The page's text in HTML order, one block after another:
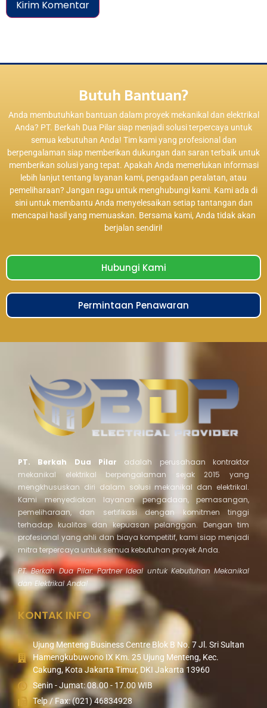
Butuh Bantuan?
Anda membutuhkan bantuan dalam proyek mekanikal dan elektrikal
Anda? PT. Berkah Dua Pilar siap menjadi solusi terpercaya untuk
semua kebutuhan Anda! Tim kami yang profesional dan
berpengalaman siap memberikan dukungan dan saran terbaik untuk
memberikan solusi yang tepat. Apakah Anda memerlukan informasi
lebih lanjut tentang layanan kami, pengadaan peralatan, atau
pemeliharaan? Jangan ragu untuk menghubungi kami. Kami ada di
sini untuk membantu Anda menyelesaikan setiap tantangan dan
mencapai hasil yang memuaskan. Bersama kami, Anda tidak akan
berjalan sendiri!
Hubungi Kami
Permintaan Penawaran
PT. Berkah Dua Pilar adalah perusahaan kontraktor
mekanikal elektrikal berpengalaman sejak 2015 yang
mengkhususkan diri dalam solusi mekanikal dan elektrikal.
Kami menyediakan layanan pengadaan, pemasangan,
pemeliharaan, dan sertifikasi dengan komitmen tinggi
terhadap kualitas dan kepuasan pelanggan. Dengan tim
profesional yang ahli dan biaya kompetitif, kami siap menjadi
mitra terpercaya untuk semua kebutuhan proyek Anda.
PT. Berkah Dua Pilar: Partner Ideal untuk Kebutuhan Mekanikal
dan Elektrikal Anda!
KONTAK INFO
Ujung Menteng Business Centre Blok B No. 7 Jl. Sri Sultan
Hamengkubuwono IX Km. 25 Ujung Menteng, Kec.
Cakung, Kota Jakarta Timur, DKI Jakarta 13960
Senin - Jumat: 08.00 - 17.00 WIB
Telp / Fax: (021) 46834928